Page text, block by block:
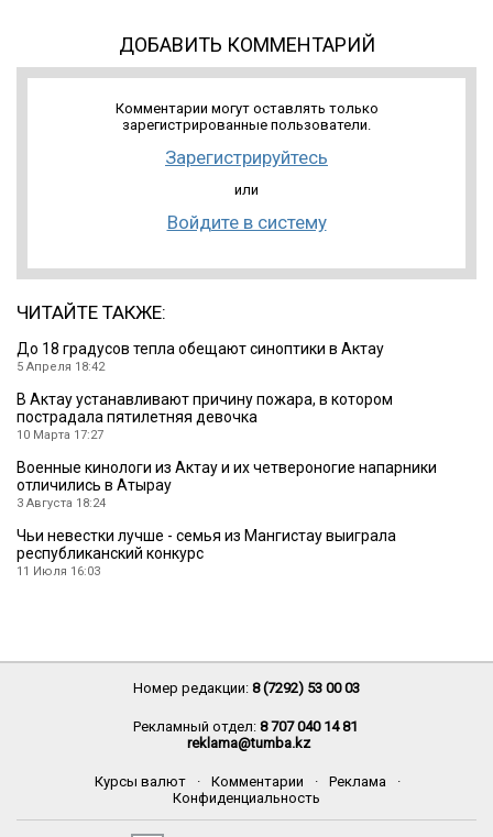
ДОБАВИТЬ КОММЕНТАРИЙ
Комментарии могут оставлять только
зарегистрированные пользователи.
Зарегистрируйтесь
или
Войдите в систему
ЧИТАЙТЕ ТАКЖЕ:
До 18 градусов тепла обещают синоптики в Актау
5 Апреля 18:42
В Актау устанавливают причину пожара, в котором
пострадала пятилетняя девочка
10 Марта 17:27
Военные кинологи из Актау и их четвероногие напарники
отличились в Атырау
3 Августа 18:24
Чьи невестки лучше - семья из Мангистау выиграла
республиканский конкурс
11 Июля 16:03
Номер редакции: 8 (7292) 53 00 03
Рекламный отдел: 8 707 040 14 81
reklama@tumba.kz
Курсы валют · Комментарии · Реклама
·
Конфиденциальность